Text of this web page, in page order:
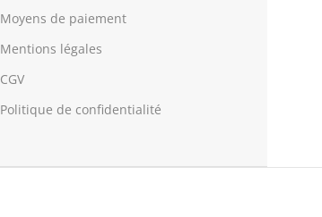
Moyens de paiement
Mentions légales
CGV
Politique de confidentialité